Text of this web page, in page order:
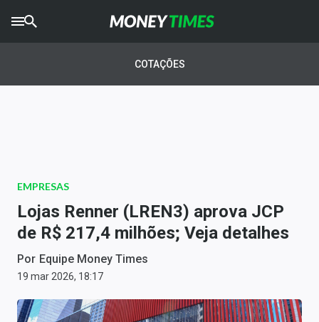
AGROTIMES
Newsletters
Money Trader
Anuncie
Últimas Notícias
COTAÇÕES
EMPRESAS
Lojas Renner (LREN3) aprova JCP
de R$ 217,4 milhões; Veja detalhes
Por Equipe Money Times
19 mar 2026, 18:17